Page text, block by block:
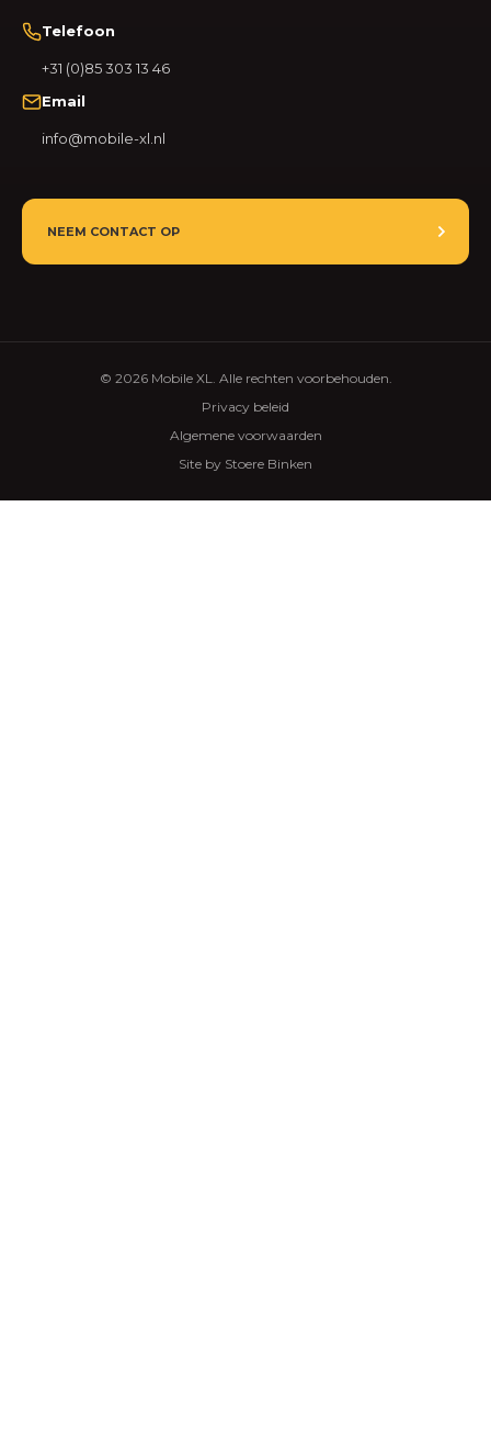
Telefoon
+31 (0)85 303 13 46
Email
info@mobile-xl.nl
NEEM CONTACT OP
© 2026 Mobile XL. Alle rechten voorbehouden.
Privacy beleid
Algemene voorwaarden
Site by Stoere Binken